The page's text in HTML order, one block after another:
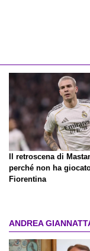
Il retroscena di
perché non ha
Fiorentina
ANDREA